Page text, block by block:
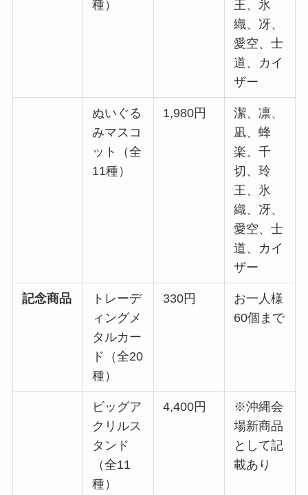
種）
王、氷
織、冴、
愛空、士
道、カイ
ザー
ぬいぐる
みマスコ
ット（全
11種）
1,980円
潔、凛、
凪、蜂
楽、千
切、玲
王、氷
織、冴、
愛空、士
道、カイ
ザー
記念商品
トレーデ
ィングメ
タルカー
ド（全20
種）
330円
お一人様
60個まで
ビッグア
クリルス
タンド
（全11
種）
4,400円
※沖縄会
場新商品
として記
載あり